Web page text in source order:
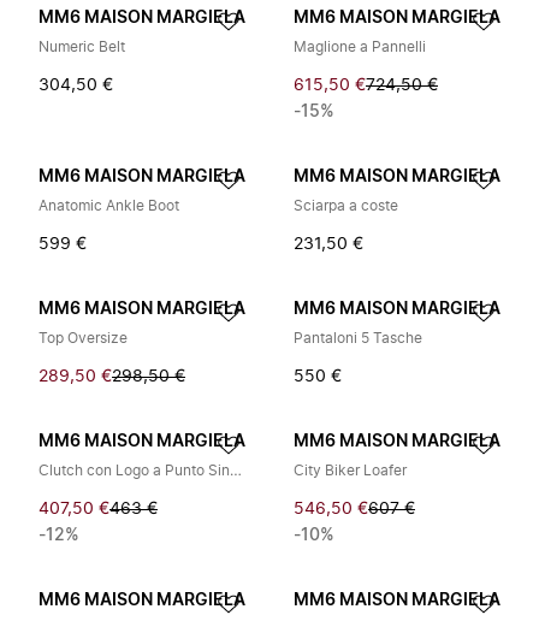
MM6 MAISON MARGIELA
Numeric Belt
304,50 €
MM6 MAISON MARGIELA
Maglione a Pannelli
615,50 €724,50 €
-15%
MM6 MAISON MARGIELA
Anatomic Ankle Boot
599 €
MM6 MAISON MARGIELA
Sciarpa a coste
231,50 €
MM6 MAISON MARGIELA
Top Oversize
289,50 €298,50 €
MM6 MAISON MARGIELA
Pantaloni 5 Tasche
550 €
MM6 MAISON MARGIELA
Clutch con Logo a Punto Singolo
407,50 €463 €
-12%
MM6 MAISON MARGIELA
City Biker Loafer
546,50 €607 €
-10%
MM6 MAISON MARGIELA MM6 MAISON MARGIELA